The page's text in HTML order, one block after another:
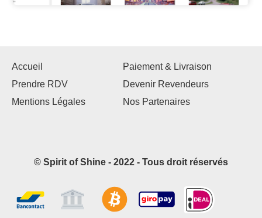
Accueil
Paiement & Livraison
Prendre RDV
Devenir Revendeurs
Mentions Légales
Nos Partenaires
© Spirit of Shine - 2022 - Tous droit réservés